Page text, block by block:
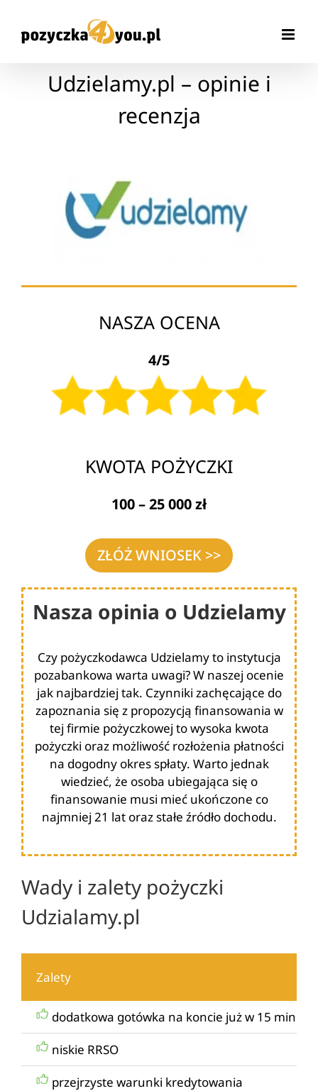
zawartości
Udzielamy.pl – opinie i
recenzja
NASZA OCENA
4/5
KWOTA POŻYCZKI
100 – 25 000 zł
ZŁÓŻ WNIOSEK >>
Nasza opinia o Udzielamy
Czy pożyczkodawca Udzielamy to instytucja
pozabankowa warta uwagi? W naszej ocenie
jak najbardziej tak. Czynniki zachęcające do
zapoznania się z propozycją finansowania w
tej firmie pożyczkowej to wysoka kwota
pożyczki oraz możliwość rozłożenia płatności
na dogodny okres spłaty. Warto jednak
wiedzieć, że osoba ubiegająca się o
finansowanie musi mieć ukończone co
najmniej 21 lat oraz stałe źródło dochodu.
Wady i zalety pożyczki
Udzialamy.pl
Zalety
dodatkowa gotówka na koncie już w 15 minut
niskie RRSO
przejrzyste warunki kredytowania